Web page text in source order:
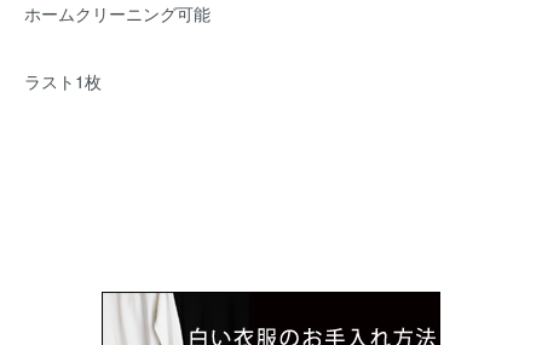
ホームクリーニング可能
ラスト1枚